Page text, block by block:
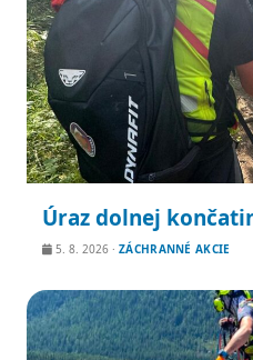
Úraz dolnej
5. 8. 2026 · ZÁCHRANNÉ AKCIE